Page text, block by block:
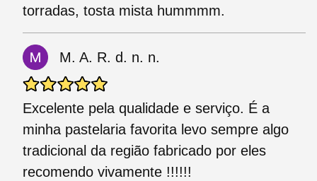
torradas, tosta mista hummmm.
M. A. R. d. n. n.
Excelente pela qualidade e serviço. É a
minha pastelaria favorita levo sempre algo
tradicional da região fabricado por eles
recomendo vivamente !!!!!!